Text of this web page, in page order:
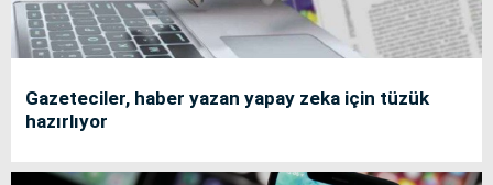
Gazeteciler, haber yazan yapay zeka için tüzük
hazırlıyor